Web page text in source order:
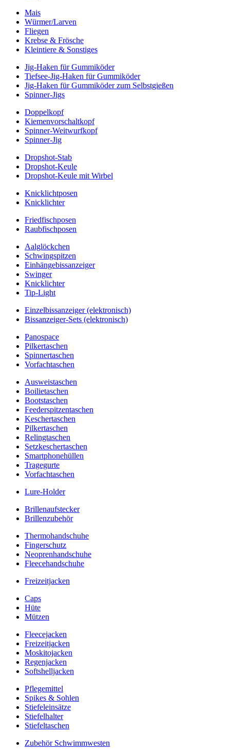
Mais
Würmer/Larven
Fliegen
Krebse & Frösche
Kleintiere & Sonstiges
Jig-Haken für Gummiköder
Tiefsee-Jig-Haken für Gummiköder
Jig-Haken für Gummiköder zum Selbstgießen
Spinner-Jigs
Doppelkopf
Kiemenvorschaltkopf
Spinner-Weitwurfkopf
Spinner-Jig
Dropshot-Stab
Dropshot-Keule
Dropshot-Keule mit Wirbel
Knicklichtposen
Knicklichter
Friedfischposen
Raubfischposen
Aalglöckchen
Schwingspitzen
Einhängebissanzeiger
Swinger
Knicklichter
Tip-Light
Einzelbissanzeiger (elektronisch)
Bissanzeiger-Sets (elektronisch)
Panospace
Pilkertaschen
Spinnertaschen
Vorfachtaschen
Ausweistaschen
Boilietaschen
Bootstaschen
Feederspitzentaschen
Keschertaschen
Pilkertaschen
Relingtaschen
Setzkeschertaschen
Smartphonehüllen
Tragegurte
Vorfachtaschen
Lure-Holder
Brillenaufstecker
Brillenzubehör
Thermohandschuhe
Fingerschutz
Neoprenhandschuhe
Fleecehandschuhe
Freizeitjacken
Caps
Hüte
Mützen
Fleecejacken
Freizeitjacken
Moskitojacken
Regenjacken
Softshelljacken
Pflegemittel
Spikes & Sohlen
Stiefeleinsätze
Stiefelhalter
Stiefeltaschen
Zubehör Schwimmwesten